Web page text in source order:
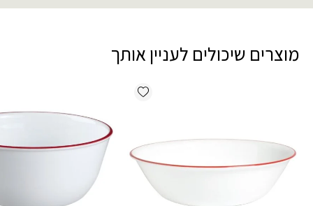
מוצרים שיכולים לעניין אותך
Add wishlist